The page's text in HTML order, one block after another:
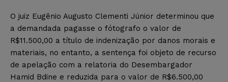
O juiz Eugênio Augusto Clementi Júnior determinou que
a demandada pagasse o fótografo o valor de
R$11.500,00 a título de indenização por danos morais e
materiais, no entanto, a sentença foi objeto de recurso
de apelação com a relatoria do Desembargador
Hamid Bdine e reduzida para o valor de R$6.500,00